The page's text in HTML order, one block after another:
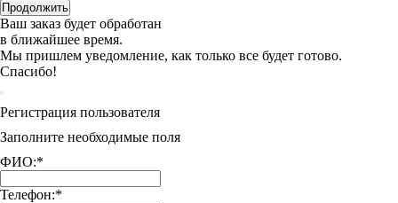
Продолжить
Ваш заказ будет обработан
в ближайшее время.
Мы пришлем уведомление, как только все будет готово.
Спасибо!
Регистрация пользователя
Заполните необходимые поля
ФИО:*
Телефон:*